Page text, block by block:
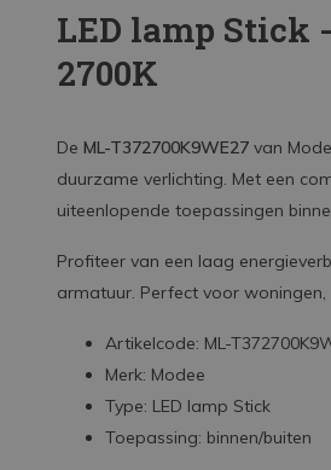
LED lamp Stick
2700K
De ML-T372700K9WE27 van
duurzame verlichting. Met een
uiteenlopende toepassingen
Profiteer van een laag
armatuur. Perfect voor
Artikelcode: ML-
Merk: Modee
Type: LED lamp Stick
Toepassing: binnen/buiten